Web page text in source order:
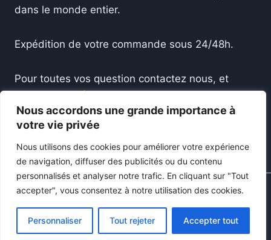
Nous accordons une grande importance à
votre vie privée
Nous utilisons des cookies pour améliorer votre expérience
de navigation, diffuser des publicités ou du contenu
personnalisés et analyser notre trafic. En cliquant sur "Tout
accepter", vous consentez à notre utilisation des cookies.
Personnaliser Tout rejeter Accepter tout
dans le monde entier.
Expédition de votre commande sous 24/48h.
Pour toutes vos question contactez nous, et
recevez une réponse sous 24h.
Accueil Boutique À Propos Contact
© 2026 Déco Net Maison -Tous droits réservés.